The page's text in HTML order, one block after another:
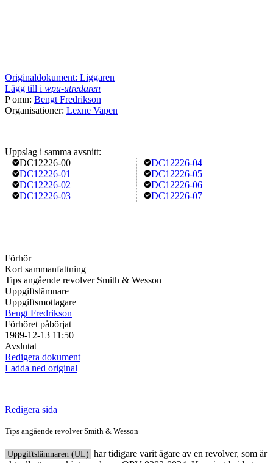
Originaldokument: Liggaren
Lägg till i wpu-utredaren
P omn: Bengt Fredrikson
Organisationer: Lexne Vapen
Uppslag i samma avsnitt:
DC12226-00
DC12226-01
DC12226-02
DC12226-03
DC12226-04
DC12226-05
DC12226-06
DC12226-07
Förhör
Kort sammanfattning
Tips angående revolver Smith & Wesson
Uppgiftslämnare
Uppgiftsmottagare
Bengt Fredrikson
Förhöret påbörjat
1989-12-13 11:50
Avslutat
Redigera dokument
Ladda ned original
Redigera sida
Tips angående revolver Smith & Wesson
Uppgiftslämnaren (UL) har tidigare varit ägare av en revolver, som är